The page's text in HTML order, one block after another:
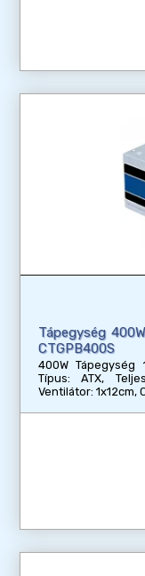
Tápegység
CTGPB400S
400W Tápegység
Típus: ATX,
Ventilátor: 1x12cm,